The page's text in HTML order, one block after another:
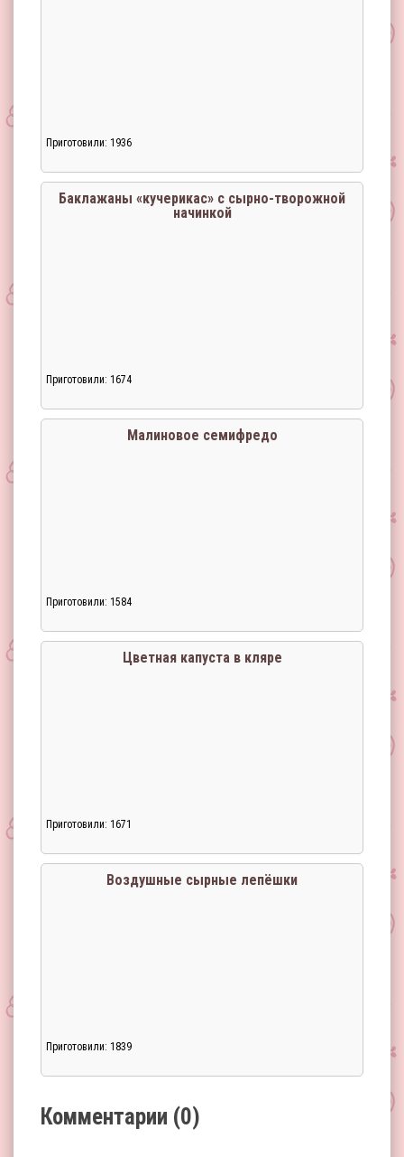
Приготовили: 1936
Баклажаны «кучерикас» с сырно-творожной
начинкой
Приготовили: 1674
Малиновое семифредо
Приготовили: 1584
Цветная капуста в кляре
Приготовили: 1671
Воздушные сырные лепёшки
Приготовили: 1839
Комментарии (0)